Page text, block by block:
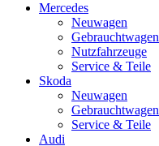
Mercedes
Neuwagen
Gebrauchtwagen
Nutzfahrzeuge
Service & Teile
Skoda
Neuwagen
Gebrauchtwagen
Service & Teile
Audi